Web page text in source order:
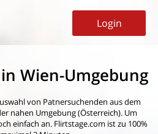
Login
Wien-Umgebung
von Patnersuchenden aus dem
nahen Umgebung (Österreich). Um
einfach an. Flirtstage.com ist zu 100%